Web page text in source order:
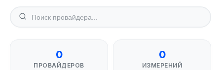
0
ПРОВАЙДЕРОВ
0
ИЗМЕРЕНИЙ